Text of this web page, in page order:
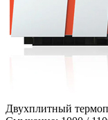
Двухплитный